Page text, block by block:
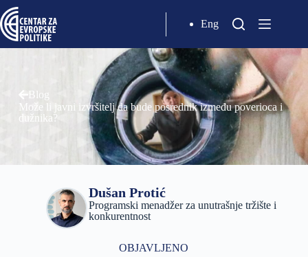
Eng
Blog
Može li javni izvršitelj da bude posrednik između poverioca i
dužnika?
Dušan Protić
Programski menadžer za unutrašnje tržište i
konkurentnost
OBJAVLJENO